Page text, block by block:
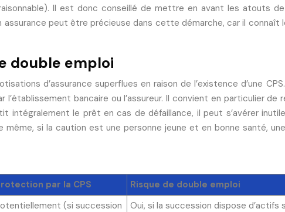
Il est donc conseillé de mettre en avant les atouts
assurance peut être précieuse dans cette démarche, car il
double emploi
d’assurance superflues en raison de l’existence d’une
bancaire ou l’assureur. Il convient en particulier de
intégralement le prêt en cas de défaillance, il peut s’avérer
si la caution est une personne jeune et en bonne santé,
par la CPS Risque de double emploi
(si succession
Oui, si la succession dispose